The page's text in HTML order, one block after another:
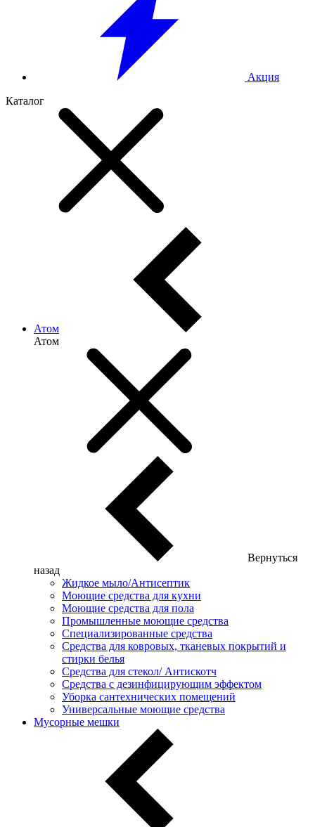
Акция
Каталог
Атом
Атом
Вернуться
назад
Жидкое мыло/Антисептик
Моющие средства для кухни
Моющие средства для пола
Промышленные моющие средства
Специализированные средства
Средства для ковровых, тканевых покрытий и
стирки белья
Средства для стекол/ Антискотч
Средства с дезинфицирующим эффектом
Уборка сантехнических помещений
Универсальные моющие средства
Мусорные мешки